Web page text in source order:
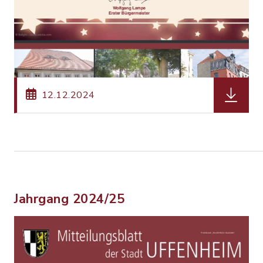
12.12.2024
Jahrgang 2024/25